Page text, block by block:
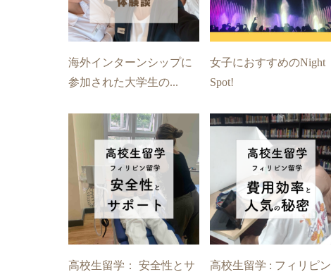
海外インターンシップに
参加された大学生の...
女子におすすめのNight
Spot!
高校生留学： 安全性とサ
高校生留学 : フィリピン